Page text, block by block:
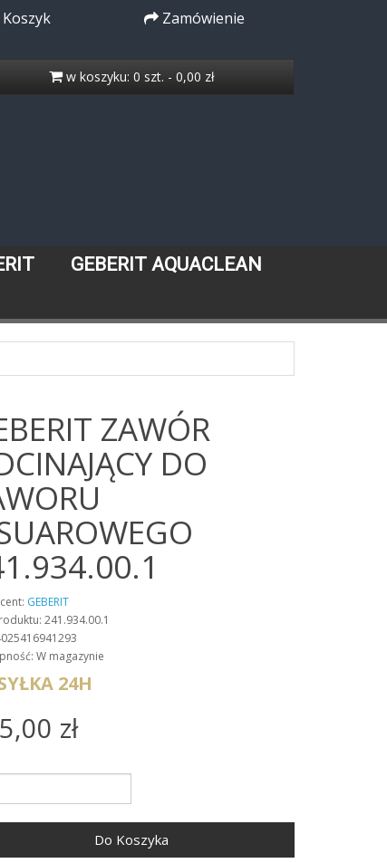
Koszyk Zamówienie
w koszyku: 0 szt. - 0,00 zł
GEBERIT AQUACLEAN
ZAWÓR
DO
GEBERIT
241.934.00.1
W magazynie
24H
zł
Do Koszyka